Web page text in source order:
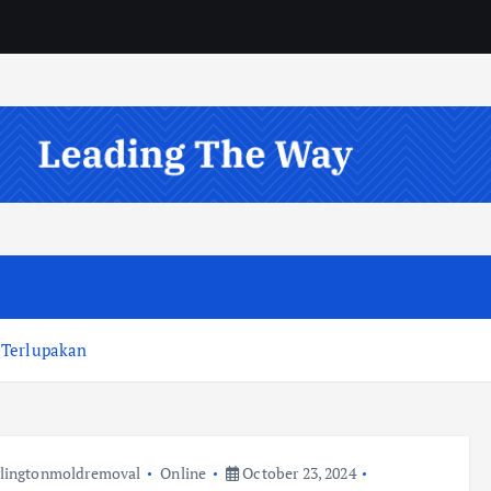
Online
October 23, 2024